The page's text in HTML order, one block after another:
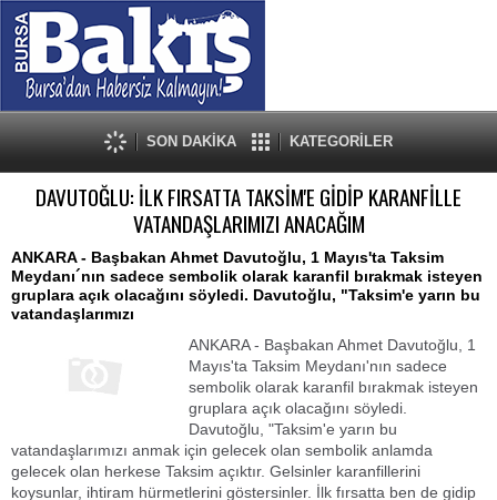
SON DAKİKA KATEGORİLER
DAVUTOĞLU: İLK FIRSATTA TAKSİM'E GİDİP KARANFİLLE
VATANDAŞLARIMIZI ANACAĞIM
ANKARA - Başbakan Ahmet Davutoğlu, 1 Mayıs'ta Taksim
Meydanı´nın sadece sembolik olarak karanfil bırakmak isteyen
gruplara açık olacağını söyledi. Davutoğlu, "Taksim'e yarın bu
vatandaşlarımızı
ANKARA - Başbakan Ahmet Davutoğlu, 1
Mayıs'ta Taksim Meydanı'nın sadece
sembolik olarak karanfil bırakmak isteyen
gruplara açık olacağını söyledi.
Davutoğlu, "Taksim'e yarın bu
vatandaşlarımızı anmak için gelecek olan sembolik anlamda
gelecek olan herkese Taksim açıktır. Gelsinler karanfillerini
koysunlar, ihtiram hürmetlerini göstersinler. İlk fırsatta ben de gidip